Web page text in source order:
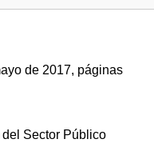
de 2017, páginas
Sector Público